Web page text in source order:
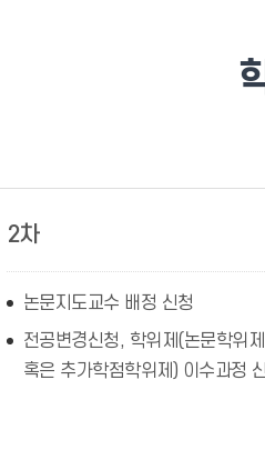
2차
논문지도교수 배정 신청
전공변경신청, 학위제(논문학위제
혹은 추가학점학위제) 이수과정